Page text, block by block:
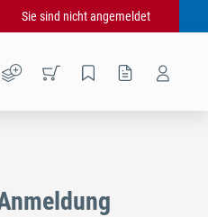
Sie sind nicht angemeldet